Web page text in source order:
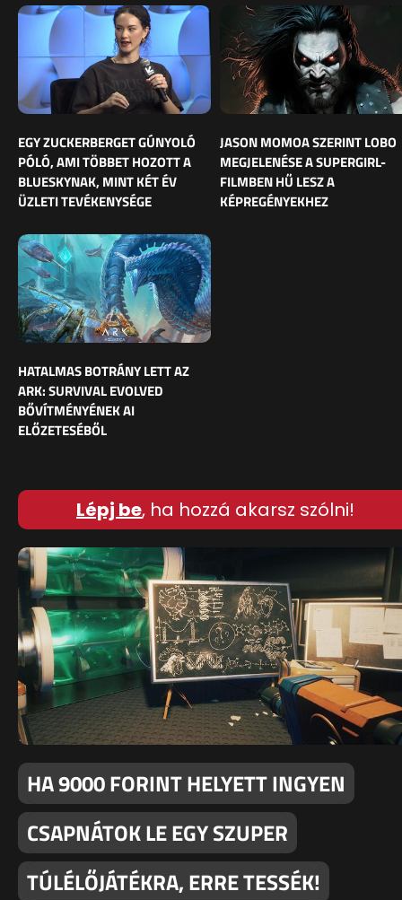
EGY ZUCKERBERGET GÚNYOLÓ
PÓLÓ, AMI TÖBBET HOZOTT A
BLUESKYNAK, MINT KÉT ÉV
ÜZLETI TEVÉKENYSÉGE
JASON MOMOA SZERINT LOBO
MEGJELENÉSE A SUPERGIRL-
FILMBEN HŰ LESZ A
KÉPREGÉNYEKHEZ
HATALMAS BOTRÁNY LETT AZ
ARK: SURVIVAL EVOLVED
BŐVÍTMÉNYÉNEK AI
ELŐZETESÉBŐL
Lépj be, ha hozzá akarsz szólni!
HA 9000 FORINT HELYETT INGYEN
CSAPNÁTOK LE EGY SZUPER
TÚLÉLŐJÁTÉKRA, ERRE TESSÉK!